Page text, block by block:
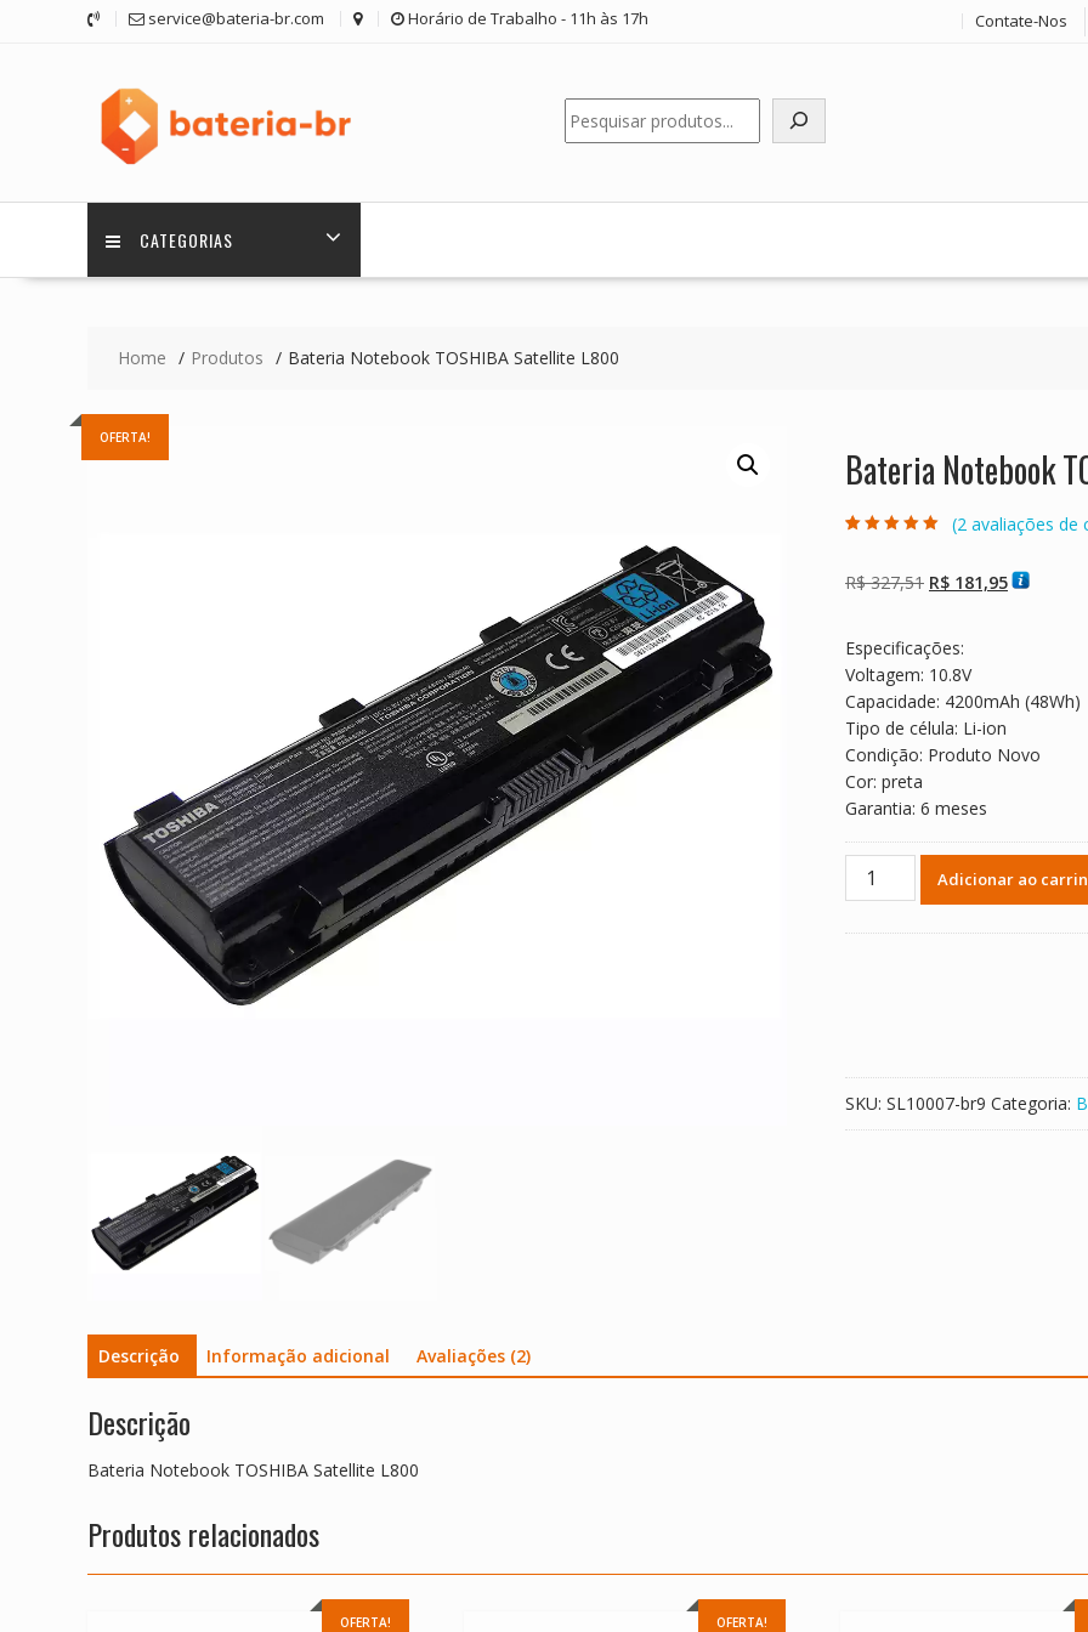
service@bateria-br.com Horário de Trabalho - 11h às 17h Contate-Nos
Pesquisar
CATEGORIAS
Home Produtos Bateria Notebook TOSHIBA Satellite L800
OFERTA!
Bateria Notebook
baseado em
avaliações de
(2 avaliações de
R$327,51 O
era:
R$ 327,51.
R$ 181,95O
Especificações:
Voltagem: 10.8V
Capacidade: 4200mAh (48Wh)
Tipo de célula: Li-ion
Condição: Produto Novo
Cor: preta
Garantia: 6 meses
Bateria
Notebook
Adicionar ao
SKU: SL10007-br9 Categoria:
Descrição Informação adicional Avaliações (2)
Descrição
Bateria Notebook TOSHIBA Satellite L800
Produtos relacionados
OFERTA! OFERTA!